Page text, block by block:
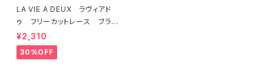
LA VIE A DEUX ラヴィアド
ゥ フリーカットレース ブラレ
ット ソフトブラ（ラベンダー）22
463 SALE 送料無料
¥2,310
30%OFF